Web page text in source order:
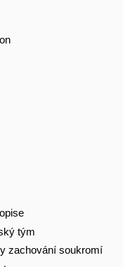
tým
zachování soukromí